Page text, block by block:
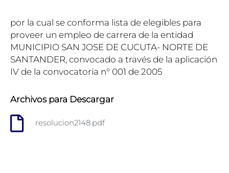
por la cual se conforma lista de elegibles para
proveer un empleo de carrera de la entidad
MUNICIPIO SAN JOSE DE CUCUTA- NORTE DE
SANTANDER, convocado a través de la aplicación
IV de la convocatoria n° 001 de 2005
Archivos para Descargar
resolucion2148.pdf